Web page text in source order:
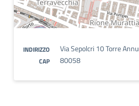
INDIRIZZO Via Sepolcri 10 Torre
CAP 80058